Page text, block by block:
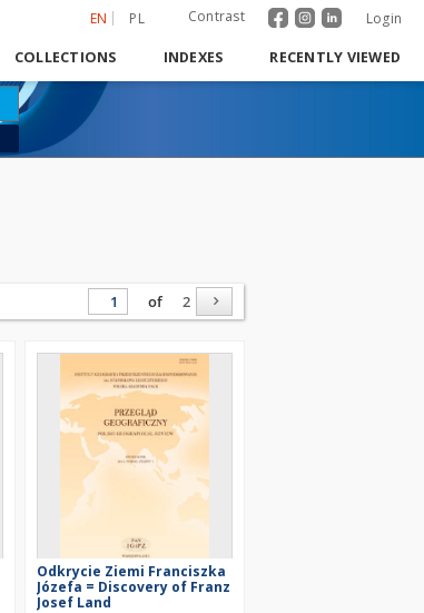
EN PL Contrast Login
COLLECTIONS INDEXES RECENTLY VIEWED
of 2
Odkrycie Ziemi Franciszka
Józefa = Discovery of Franz
Josef Land